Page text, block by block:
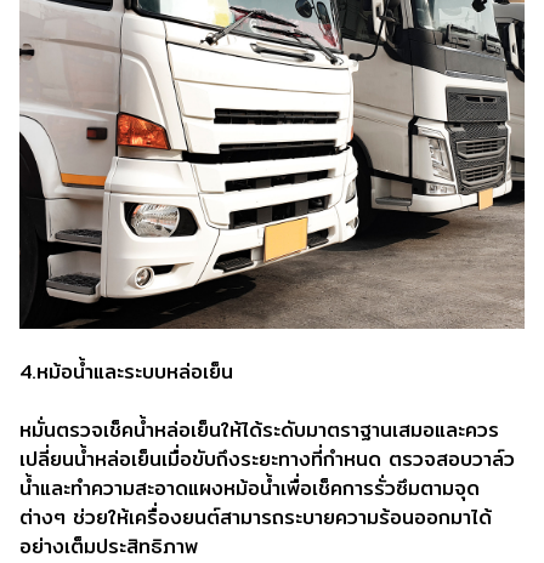
4.หม้อน้ำและระบบหล่อเย็น
หมั่นตรวจเช็คน้ำหล่อเย็นให้ได้ระดับมาตราฐานเสมอและควร
เปลี่ยนน้ำหล่อเย็นเมื่อขับถึงระยะทางที่กำหนด ตรวจสอบวาล์ว
น้ำและทำความสะอาดแผงหม้อน้ำเพื่อเช็คการรั่วซึมตามจุด
ต่างๆ ช่วยให้เครื่องยนต์สามารถระบายความร้อนออกมาได้
อย่างเต็มประสิทธิภาพ